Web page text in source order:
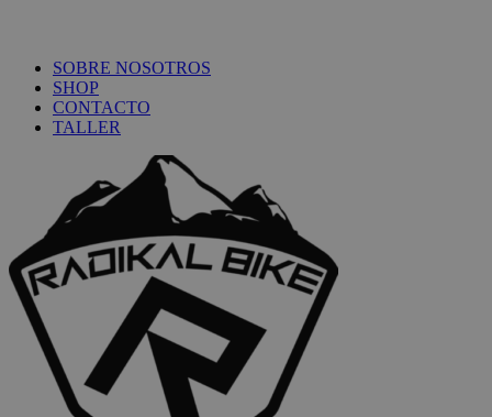
SOBRE NOSOTROS
SHOP
CONTACTO
TALLER